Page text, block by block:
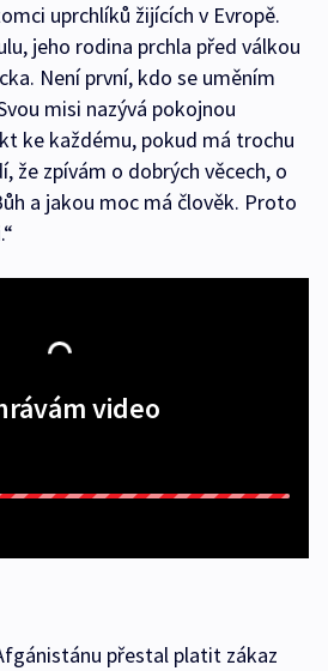
uprchlíků žijících v Evropě.
jeho rodina prchla před válkou
Není první, kdo se uměním
misi nazývá pokojnou
ke každému, pokud má trochu
že zpívám o dobrých věcech, o
a jakou moc má člověk. Proto
video
přestal platit zákaz